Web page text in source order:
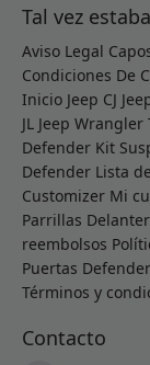
Tal vez
Aviso Legal
Condiciones De
Inicio Jeep CJ
JL Jeep Wrangler
Defender Kit
Defender Lista
Customizer Mi
Parrillas
reembolsos
Puertas Defender
Términos y
Contacto